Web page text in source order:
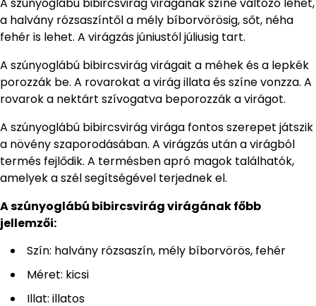
A szúnyoglábú bibircsvirág virágának színe változó lehet,
a halvány rózsaszíntől a mély bíborvörösig, sőt, néha
fehér is lehet. A virágzás júniustól júliusig tart.
A szúnyoglábú bibircsvirág virágait a méhek és a lepkék
porozzák be. A rovarokat a virág illata és színe vonzza. A
rovarok a nektárt szívogatva beporozzák a virágot.
A szúnyoglábú bibircsvirág virága fontos szerepet játszik
a növény szaporodásában. A virágzás után a virágból
termés fejlődik. A termésben apró magok találhatók,
amelyek a szél segítségével terjednek el.
A szúnyoglábú bibircsvirág virágának főbb
jellemzői:
Szín: halvány rózsaszín, mély bíborvörös, fehér
Méret: kicsi
Illat: illatos